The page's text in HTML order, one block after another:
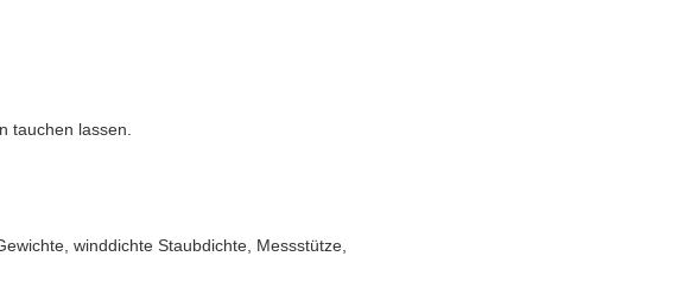
tauchen lassen.
winddichte Staubdichte, Messstütze,